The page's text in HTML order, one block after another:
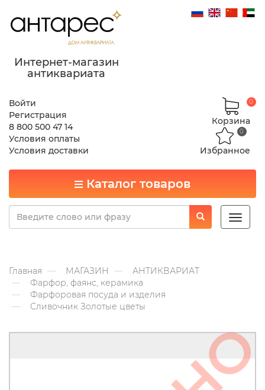
Интернет-магазин
антиквариата
Войти
Регистрация
8 800 500 47 14
Условия оплаты
Условия доставки
Корзина
0
Избранное
0
Каталог товаров
Toggle
Главная МАГАЗИН
АНТИКВАРИАТ
Фарфор, фаянс, керамика
Фарфоровая посуда и изделия
Сливочник Золотые цветы